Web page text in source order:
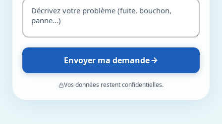
Envoyer ma demande
Vos données restent confidentielles.